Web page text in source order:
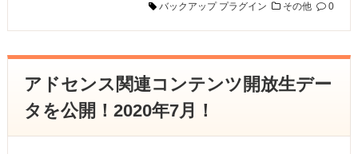
バックアップ プラグイン その他 0
アドセンス関連コンテンツ開放生デー
タを公開！2020年7月！